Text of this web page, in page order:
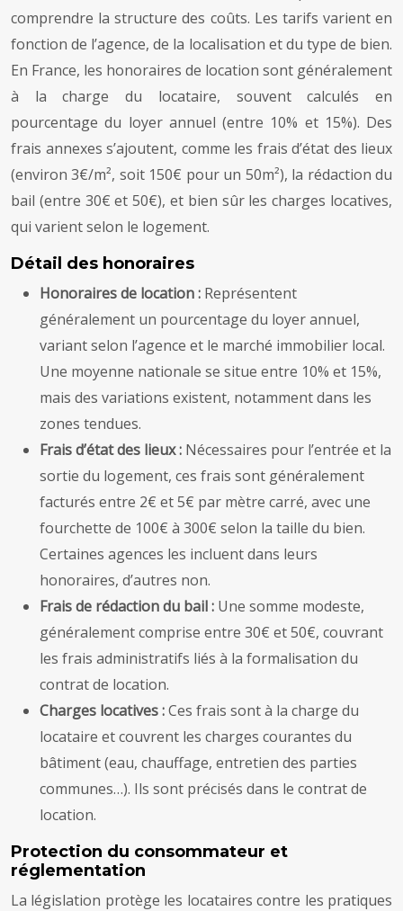
comprendre la structure des coûts. Les tarifs varient en
fonction de l’agence, de la localisation et du type de bien.
En France, les honoraires de location sont généralement
à la charge du locataire, souvent calculés en
pourcentage du loyer annuel (entre 10% et 15%). Des
frais annexes s’ajoutent, comme les frais d’état des lieux
(environ 3€/m², soit 150€ pour un 50m²), la rédaction du
bail (entre 30€ et 50€), et bien sûr les charges locatives,
qui varient selon le logement.
Détail des honoraires
Honoraires de location : Représentent
généralement un pourcentage du loyer annuel,
variant selon l’agence et le marché immobilier local.
Une moyenne nationale se situe entre 10% et 15%,
mais des variations existent, notamment dans les
zones tendues.
Frais d’état des lieux : Nécessaires pour l’entrée et la
sortie du logement, ces frais sont généralement
facturés entre 2€ et 5€ par mètre carré, avec une
fourchette de 100€ à 300€ selon la taille du bien.
Certaines agences les incluent dans leurs
honoraires, d’autres non.
Frais de rédaction du bail : Une somme modeste,
généralement comprise entre 30€ et 50€, couvrant
les frais administratifs liés à la formalisation du
contrat de location.
Charges locatives :Ces frais sont à la charge du
locataire et couvrent les charges courantes du
bâtiment (eau, chauffage, entretien des parties
communes…). Ils sont précisés dans le contrat de
location.
Protection du consommateur et
réglementation
La législation protège les locataires contre les pratiques